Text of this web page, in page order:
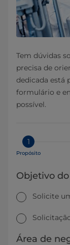
Tem dúvidas
precisa de
dedicada está
formulário e
possível.
1
Propósito
Objetivo
Solicite
Área de